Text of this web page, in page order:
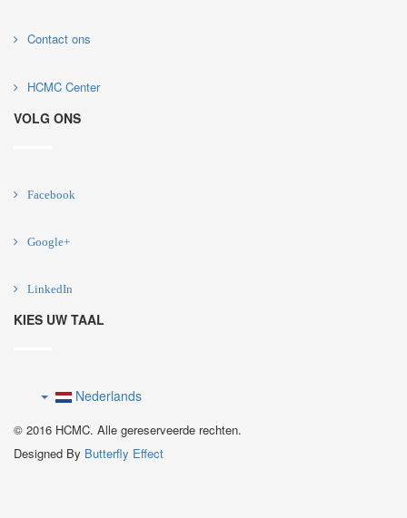
Contact ons
HCMC Center
VOLG ONS
Facebook
Google+
LinkedIn
KIES UW TAAL
Nederlands
© 2016 HCMC. Alle gereserveerde rechten.
Designed By Butterfly Effect